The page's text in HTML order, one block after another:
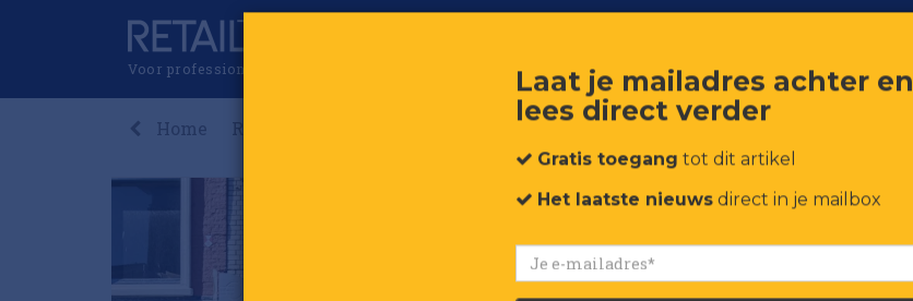
Voor professionals in retail & brands
Home Recent Events Connect Jobs
Laat je mailadres achter en
lees direct verder